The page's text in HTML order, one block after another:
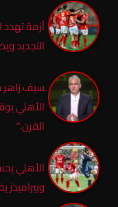
أزمة
التجديد
سيف زاهر
الأهلي
القرن.”
الأهلي